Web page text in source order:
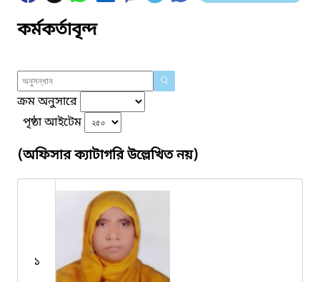
কর্মকর্তাবৃন্দ
ক্রম অনুসারে
পৃষ্ঠা আইটেম
(অফিসার ক্যাটাগরি উল্লেখিত নয়)
১